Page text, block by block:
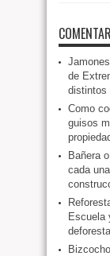
de
distintos
Como
guisos
Bañera
cada
Escuela